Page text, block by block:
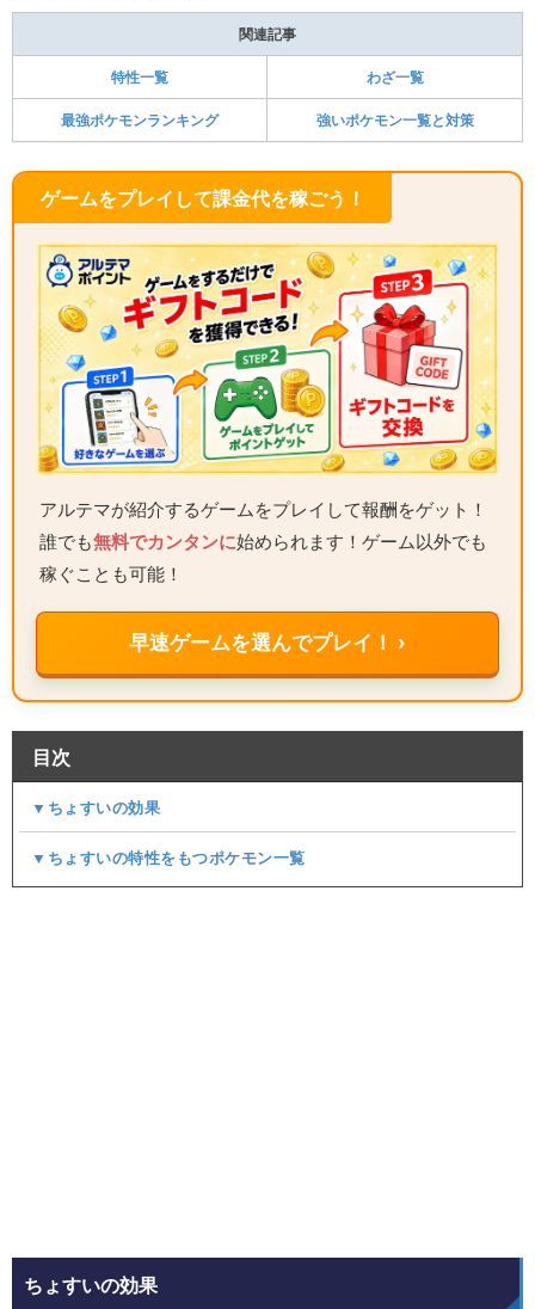
関連記事
特性一覧 わざ一覧
最強ポケモンランキング 強いポケモン一覧と対策
ゲームをプレイして課金代を稼ごう！
アルテマが紹介するゲームをプレイして報酬をゲット！
誰でも無料でカンタンに始められます！ゲーム以外でも
稼ぐことも可能！
早速ゲームを選んでプレイ！ ›
目次
▼ちょすいの効果
▼ちょすいの特性をもつポケモン一覧
ちょすいの効果